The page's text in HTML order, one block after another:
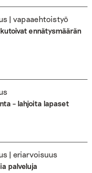
| vapaaehtoistyö
ennätysmäärän
– lahjoita lapaset
| eriarvoisuus
palveluja